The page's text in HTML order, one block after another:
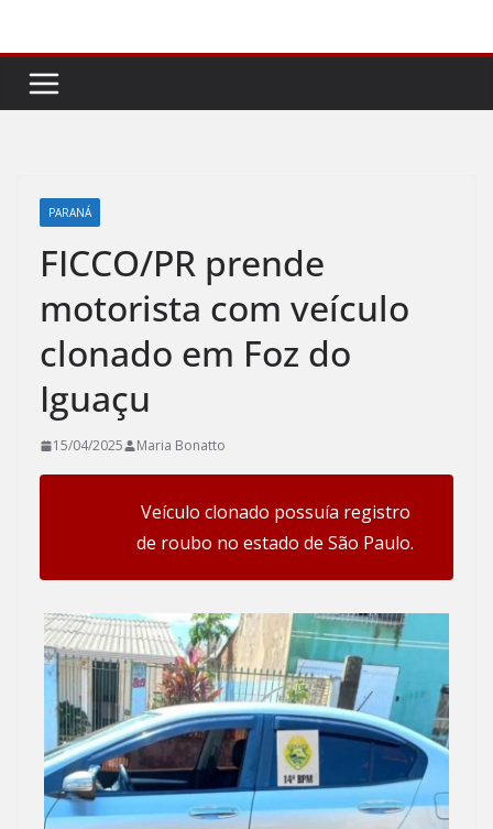
conteúdo
PARANÁ
FICCO/PR prende
motorista com veículo
clonado em Foz do
Iguaçu
15/04/2025 Maria Bonatto
Veículo clonado possuía registro
de roubo no estado de São Paulo.